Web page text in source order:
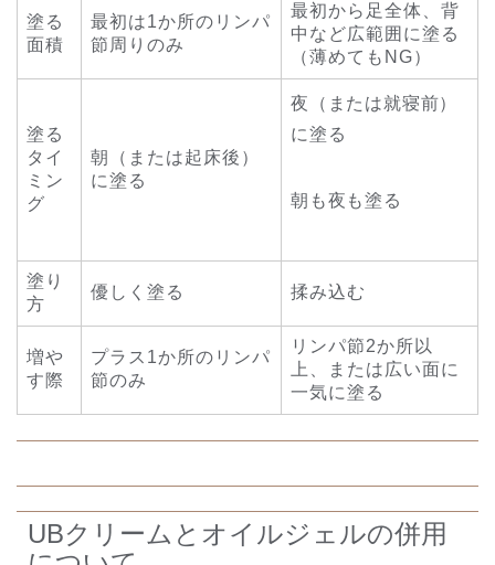
塗る
面積
最初は1か所のリンパ
節周りのみ
最初から足全体、背
中など広範囲に塗る
（薄めてもNG）
塗る
タイ
ミン
グ
朝（または起床後）
に塗る
夜（または就寝前）
に塗る
朝も夜も塗る
塗り
方
優しく塗る 揉み込む
増や
す際
プラス1か所のリンパ
節のみ
リンパ節2か所以
上、または広い面に
一気に塗る
UBクリームとオイルジェルの併用